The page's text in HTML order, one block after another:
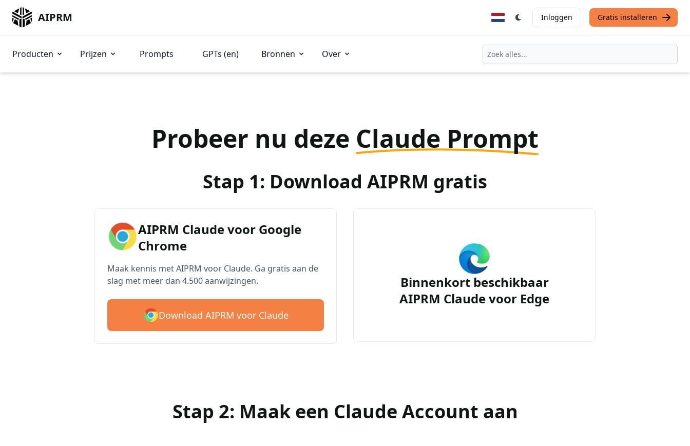
AIPRM Inloggen Gratis installeren
Producten Prijzen Prompts GPTs (en) Bronnen Over
Probeer nu deze Claude Prompt
Stap 1: Download AIPRM gratis
AIPRM Claude voor Google
Chrome
Maak kennis met AIPRM voor Claude. Ga gratis aan de
slag met meer dan 4.500 aanwijzingen.
Download AIPRM voor Claude
Binnenkort beschikbaar
AIPRM Claude voor Edge
Stap 2: Maak een Claude Account aan